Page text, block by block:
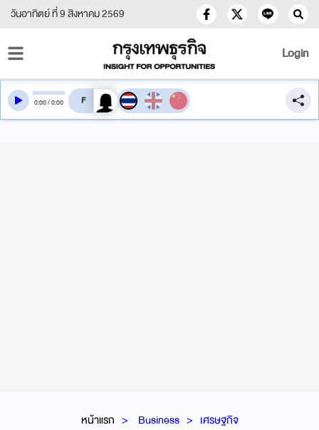
วันอาทิตย์ ที่ 9 สิงหาคม 2569
Login
หน้าแรก Business เศรษฐกิจ
0:00/0:00 สลับเสียงอ่าน